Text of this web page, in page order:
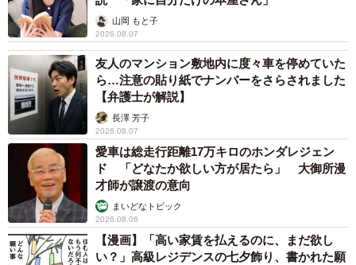
山岡 もと子
2026.08.07
友人のマンション敷地内に度々車を停めていた
ら…注意の貼り紙でナンバーをさらされました
【弁護士が解説】
長澤 芳子
2026.08.07
愛車は総走行距離17万キロのホンダレジェン
ド 「どなたか欲しい方が居たら」 大御所漫
才師が譲渡の意向
まいどなトピック
2026.08.06
【漫画】「高い家賃を払えるのに、まだ欲し
い？」高級レジデンスの七夕飾り、書かれた願